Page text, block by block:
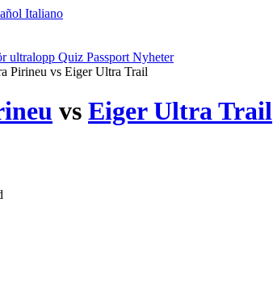
Italiano
ultralopp Quiz Passport Nyheter
Pirineu vs Eiger Ultra Trail
vs Eiger Ultra Trail